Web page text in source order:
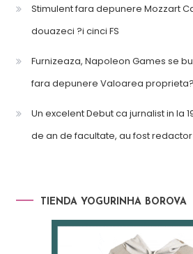
Stimulent fara depunere Mozzart
douazeci ?i cinci FS
Furnizeaza, Napoleon Games se
fara depunere Valoarea
Un excelent Debut ca jurnalist in la
de an de facultate, au fost redactor
TIENDA YOGURINHA BOROVA